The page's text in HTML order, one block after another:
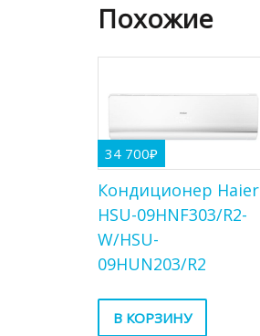
Похожие
34 700₽
Кондиционер Haier
HSU-09HNF303/R2-
W/HSU-
09HUN203/R2
В КОРЗИНУ